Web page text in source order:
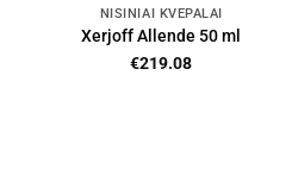
NIŠINIAI KVEPALAI
Xerjoff Allende 50 ml
€219.08